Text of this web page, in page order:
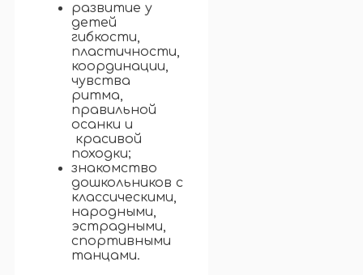
развитие у
детей
гибкости,
пластичности,
координации,
чувства
ритма,
правильной
осанки и
красивой
походки;
знакомство
дошкольников с
классическими,
народными,
эстрадными,
спортивными
танцами.